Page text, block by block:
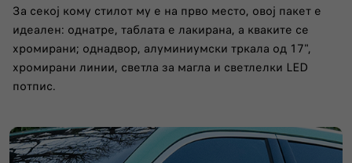
За секој кому стилот му е на прво место, овој пакет е
идеален: однатре, таблата е лакирана, а кваките се
хромирани; однадвор, алуминиумски тркала од 17",
хромирани линии, светла за магла и светлелки LED
потпис.